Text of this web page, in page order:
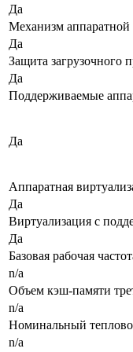
Да
Механизм
Да
Защита загрузочного
Да
Поддерживаемые
Да
Аппаратная
Да
Виртуализация с
Да
Базовая рабочая
n/a
Объем кэш-памяти
n/a
Номинальный
n/a